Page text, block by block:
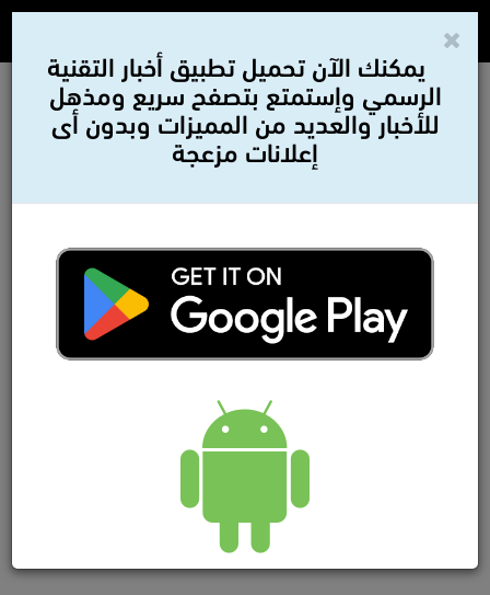
يمكنك الآن تحميل تطبيق أخبار التقنية
الرسمي وإستمتع بتصفح سريع ومذهل
للأخبار والعديد من المميزات وبدون أى
إعلانات مزعجة